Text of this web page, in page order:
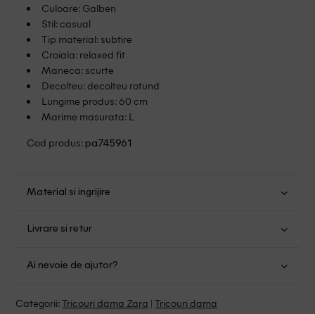
Culoare: Galben
Stil: casual
Tip material: subtire
Croiala: relaxed fit
Maneca: scurte
Decolteu: decolteu rotund
Lungime produs: 60 cm
Marime masurata: L
Cod produs: pa745961
Material si ingrijire
Nu folositi inalbitor
Uscare normala, prin centrifugare
Fara curatare chimica
Livrare si retur
mare de 149.00 lei.
Ai nevoie de ajutor?
Categorii:Tricouri dama Zara |Tricouri dama